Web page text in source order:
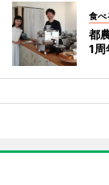
食べ
都
1